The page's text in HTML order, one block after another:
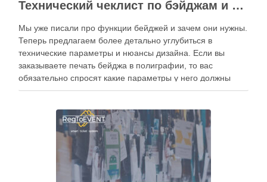
Технический чеклист по бэйджам и нюансы дизайна
Мы уже писали про функции бейджей и зачем они нужны.
Теперь предлагаем более детально углубиться в
технические параметры и нюансы дизайна. Если вы
заказываете печать бейджа в полиграфии, то вас
обязательно спросят какие параметры у него должны
быть, чтобы просчитать его стоимость и сделать его в